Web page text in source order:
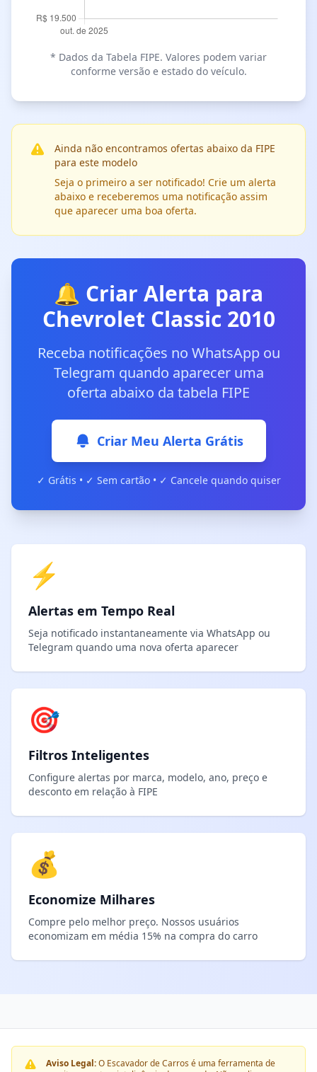
* Dados da Tabela FIPE. Valores podem variar
conforme versão e estado do veículo.
Ainda não encontramos ofertas abaixo da FIPE
para este modelo
Seja o primeiro a ser notificado! Crie um alerta
abaixo e receberemos uma notificação assim
que aparecer uma boa oferta.
🔔 Criar Alerta para
Chevrolet Classic 2010
Receba notificações no WhatsApp ou
Telegram quando aparecer uma
oferta abaixo da tabela FIPE
Criar Meu Alerta Grátis
✓ Grátis • ✓ Sem cartão • ✓ Cancele quando quiser
⚡
Alertas em Tempo Real
Seja notificado instantaneamente via WhatsApp ou
Telegram quando uma nova oferta aparecer
🎯
Filtros Inteligentes
Configure alertas por marca, modelo, ano, preço e
desconto em relação à FIPE
💰
Economize Milhares
Compre pelo melhor preço. Nossos usuários
economizam em média 15% na compra do carro
Aviso Legal:O Escavador de Carros é uma ferramenta de